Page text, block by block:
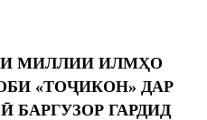
МИЛЛИИ ИЛМҲО
«ТОҶИКОН» ДАР
БАРГУЗОР ГАРДИД